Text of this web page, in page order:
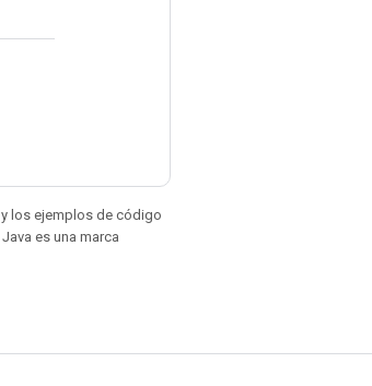
, y los ejemplos de código
. Java es una marca